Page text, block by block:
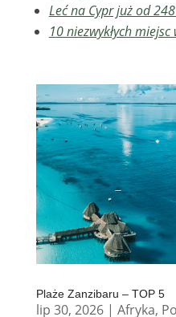
Leć na Cypr już od
10 niezwykłych
Plaże Zanzibaru – TOP 5
lip 30, 2026| Afryka,